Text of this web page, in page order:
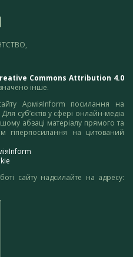
Commons Attribution 4.0
інше.
АрміяInform посилання на
суб’єктів у сфері онлайн-медіа
абзаці матеріалу прямого та
гіперпосилання на цитований
сайту надсилайте на адресу: